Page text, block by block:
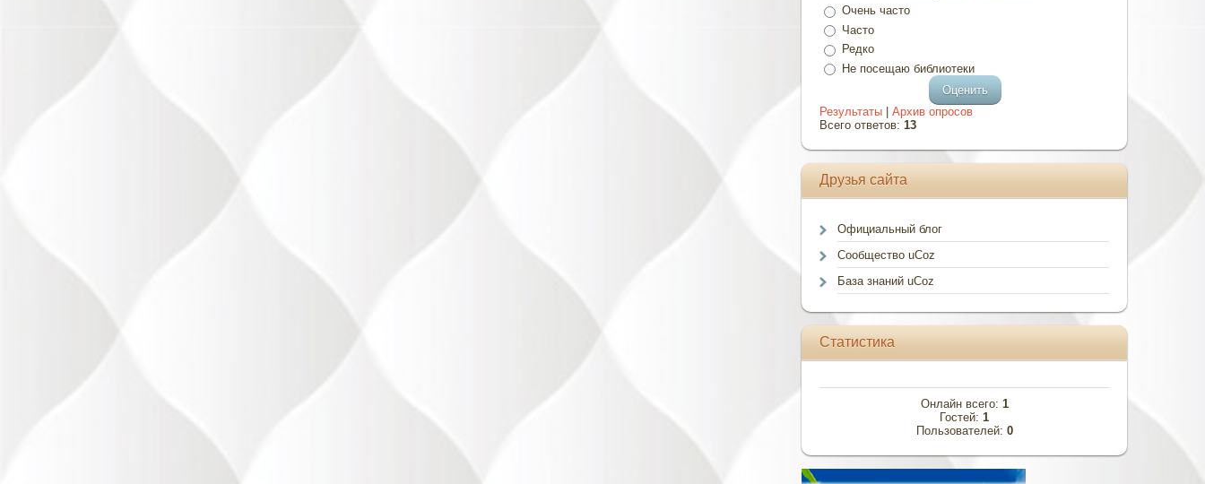
Очень часто
Часто
Редко
Не посещаю библиотеки
Результаты |Архив опросов
Всего ответов:13
Друзья сайта
Официальный блог
Сообщество uCoz
База знаний uCoz
Статистика
Онлайн всего: 1
Гостей:1
Пользователей: 0